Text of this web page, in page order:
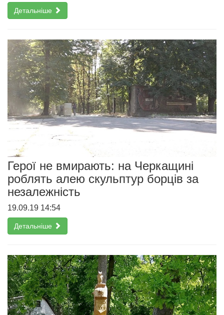
Детальніше
Герої не вмирають: на Черкащині
роблять алею скульптур борців за
незалежність
19.09.19 14:54
Детальніше